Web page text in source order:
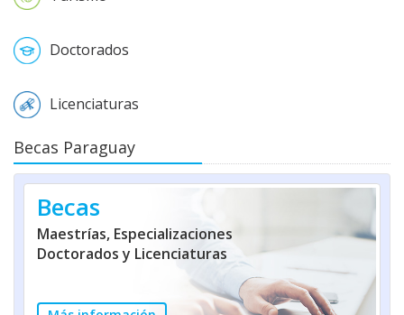
Doctorados
Licenciaturas
Becas Paraguay
Becas
Maestrías, Especializaciones
Doctorados y Licenciaturas